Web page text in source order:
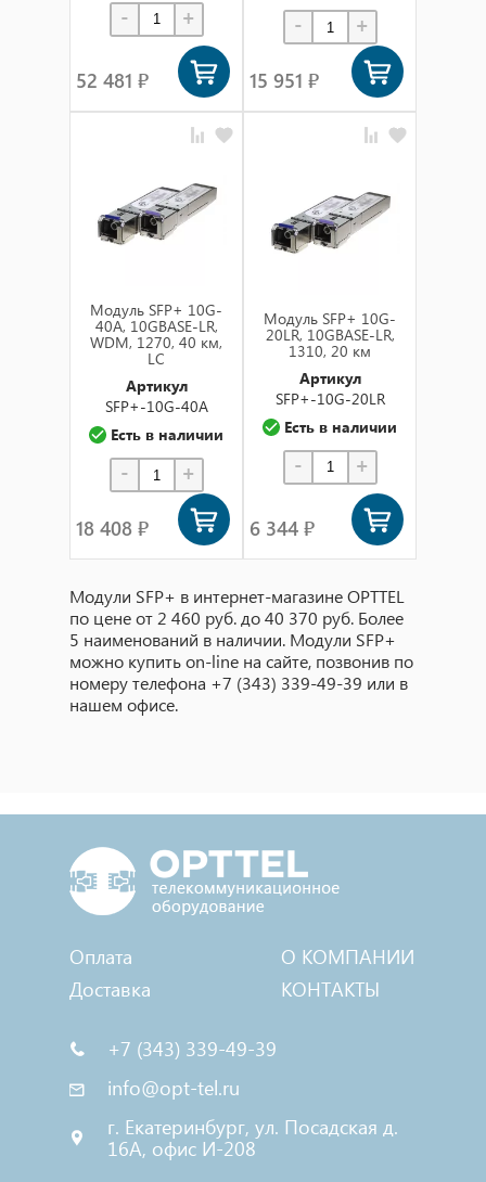
- +
52 481 ₽
- +
15 951 ₽
Модуль SFP+ 10G-
40A, 10GBASE-LR,
WDM, 1270, 40 км,
LC
Артикул
SFP+-10G-40A
Есть в наличии
- +
18 408 ₽
Модуль SFP+ 10G-
20LR, 10GBASE-LR,
1310, 20 км
Артикул
SFP+-10G-20LR
Есть в наличии
- +
6 344 ₽
Модули SFP+ в интернет-магазине OPTTEL
по цене от 2 460 руб. до 40 370 руб. Более
5 наименований в наличии. Модули SFP+
можно купить on-line на сайте, позвонив по
номеру телефона +7 (343) 339-49-39 или в
нашем офисе.
Оплата
Доставка
О КОМПАНИИ
КОНТАКТЫ
+7 (343) 339-49-39
info@opt-tel.ru
г. Екатеринбург, ул. Посадская д.
16А, офис И-208